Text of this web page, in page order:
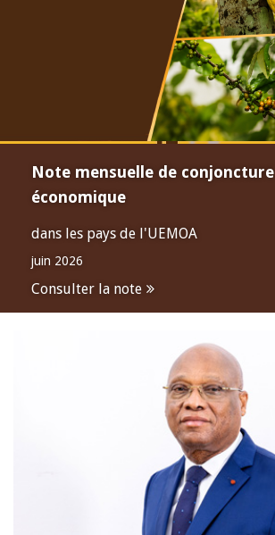
Note mensuelle de conjoncture
économique
dans les pays de l'UEMOA
juin 2026
Consulter la note